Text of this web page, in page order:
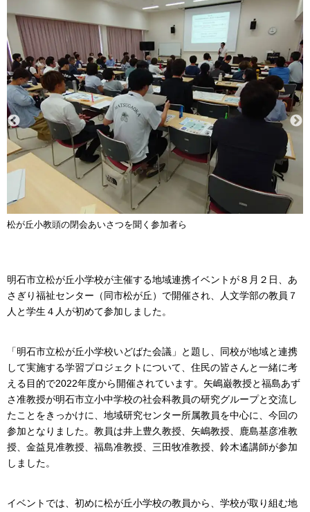
松が丘小教頭の閉会あいさつを聞く参加者ら
明石市立松が丘小学校が主催する地域連携イベントが８月２日、あ
さぎり福祉センター（同市松が丘）で開催され、人文学部の教員７
人と学生４人が初めて参加しました。
「明石市立松が丘小学校いどばた会議」と題し、同校が地域と連携
して実施する学習プロジェクトについて、住民の皆さんと一緒に考
える目的で2022年度から開催されています。矢嶋巌教授と福島あず
さ准教授が明石市立小中学校の社会科教員の研究グループと交流し
たことをきっかけに、地域研究センター所属教員を中心に、今回の
参加となりました。教員は井上豊久教授、矢嶋教授、鹿島基彦准教
授、金益見准教授、福島准教授、三田牧准教授、鈴木遙講師が参加
しました。
イベントでは、初めに松が丘小学校の教員から、学校が取り組む地